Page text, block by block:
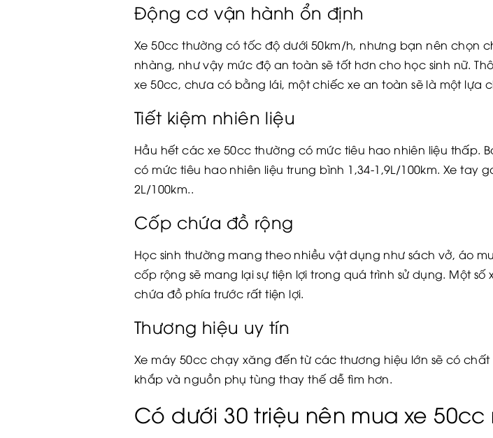
Động cơ vận hành ổn định
Xe 50cc thường có tốc độ dưới 50km/h, nhưng bạn nên chọn
nhàng, như vậy mức độ an toàn sẽ tốt hơn cho học sinh nữ.
xe 50cc, chưa có bằng lái, một chiếc xe an toàn sẽ là một
Tiết kiệm nhiên liệu
Hầu hết các xe 50cc thường có mức tiêu hao nhiên liệu thấp.
có mức tiêu hao nhiên liệu trung bình 1,34-1,9L/100km. Xe tay
2L/100km..
Cốp chứa đồ rộng
Học sinh thường mang theo nhiều vật dụng như sách vở, áo
cốp rộng sẽ mang lại sự tiện lợi trong quá trình sử dụng. Một
chứa đồ phía trước rất tiện lợi.
Thương hiệu uy tín
Xe máy 50cc chạy xăng đến từ các thương hiệu lớn sẽ có
khắp và nguồn phụ tùng thay thế dễ tìm hơn.
Có dưới 30 triệu nên mua xe